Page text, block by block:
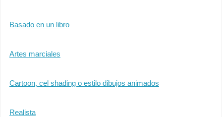
Basado en un libro
Artes marciales
Cartoon, cel shading o estilo dibujos animados
Realista